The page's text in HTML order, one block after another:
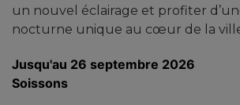
un nouvel éclairage et profiter
nocturne unique au cœur de la
Jusqu'au 26 septembre 2026
Soissons